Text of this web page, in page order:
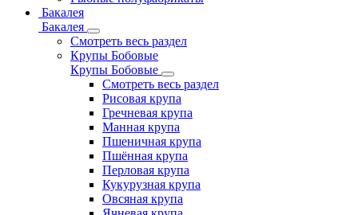
Бакалея
Бакалея
Смотреть весь раздел
Крупы Бобовые
Крупы Бобовые
Смотреть весь раздел
Рисовая крупа
Гречневая крупа
Манная крупа
Пшеничная крупа
Пшённая крупа
Перловая крупа
Кукурузная крупа
Овсяная крупа